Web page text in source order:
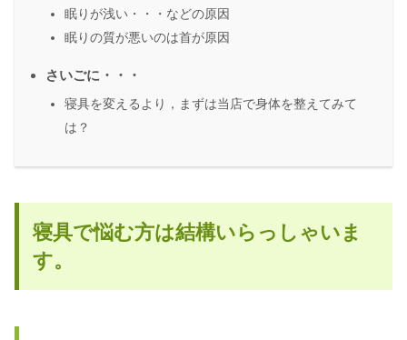
眠りが浅い・・・などの原因
眠りの質が悪いのは首が原因
さいごに・・・
寝具を変えるより，まずは当店で身体を整えてみて
は？
寝具で悩む方は結構いらっしゃいま
す。